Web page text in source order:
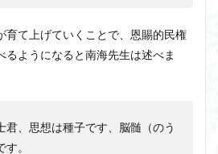
育て上げていくことで、恩賜的民権
るようになると南海先生は述べま
君、思想は種子です、脳髄（のう
。